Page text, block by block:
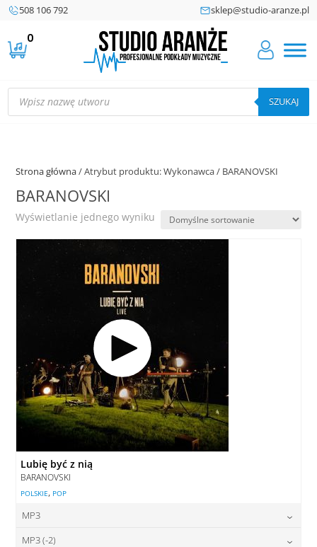
508 106 792 sklep@studio-aranze.pl
0
Wyszukiwarka
produktów SZUKAJ
Strona główna/ Atrybut produktu: Wykonawca / BARANOVSKI
BARANOVSKI
Wyświetlanie jednego wyniku
Lubię być z nią
BARANOVSKI
POLSKIE, POP
MP3
MP3 (-2)